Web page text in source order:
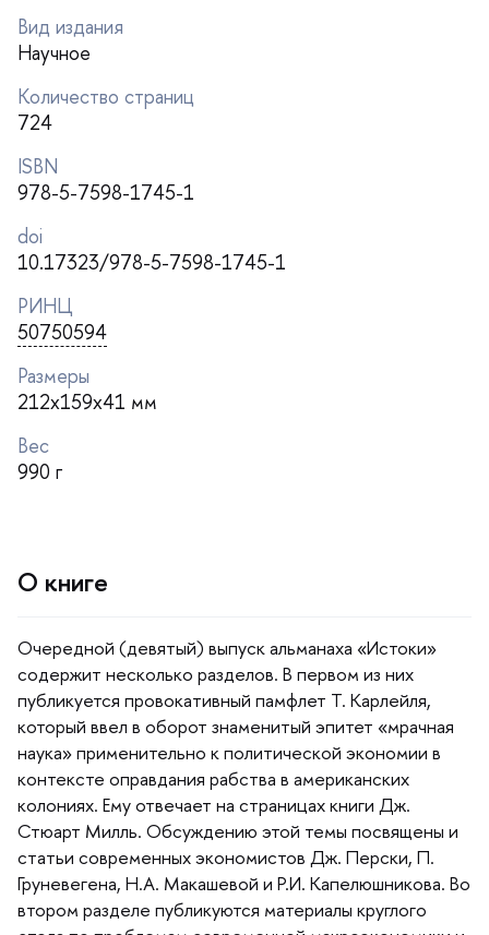
ид издания
Научное
Количество страниц
724
ISBN
978-5-7598-1745-1
doi
10.17323/978-5-7598-1745-1
РИНЦ
50750594
Размеры
212x159x41 мм
ес
990
О книге
Очередной (девятый) выпуск альманаха «Истоки»
содержит несколько разделов. В первом из них
публикуется провокативный памфлет Т. Карлейля,
который ввел в оборот знаменитый эпитет «мрачная
наука» применительно к политической экономии
контексте оправдания рабства в американских
колониях. Ему отвечает на страницах книги Дж.
Стюарт Милль. Обсуждению этой темы посвящены и
статьи современных экономистов Дж. Перски, П.
Груневегена, Н.А. Макашевой и Р.И. Капелюшникова. Во
тором разделе публикуются материалы круглого